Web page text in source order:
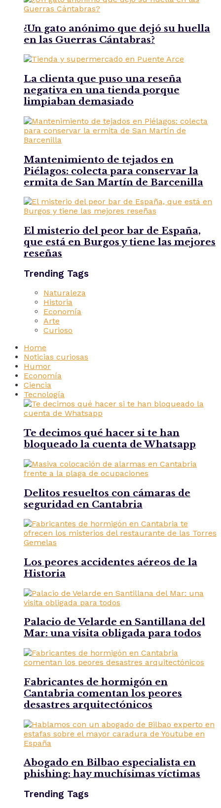
¿Un gato anónimo que dejó su huella
en las Guerras Cántabras?
La clienta que puso una reseña
negativa en una tienda porque
limpiaban demasiado
Mantenimiento de tejados en
Piélagos: colecta para conservar la
ermita de San Martín de Barcenilla
El misterio del peor bar de España,
que está en Burgos y tiene las mejores
reseñas
Trending Tags
Naturaleza
Historia
Economía
Arte
Curioso
Home
Noticias curiosas
Humor
Economía
Ciencia
Tecnología
Te decimos qué hacer si te han
bloqueado la cuenta de Whatsapp
Delitos resueltos con cámaras de
seguridad en Cantabria
Los peores accidentes aéreos de la
Historia
Palacio de Velarde en Santillana del
Mar: una visita obligada para todos
Fabricantes de hormigón en
Cantabria comentan los peores
desastres arquitectónicos
Abogado en Bilbao especialista en
phishing: hay muchísimas víctimas
Trending Tags